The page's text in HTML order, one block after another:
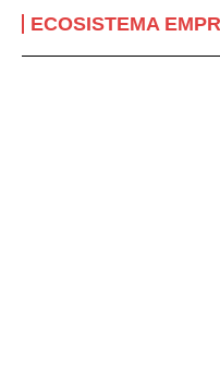
ECOSISTEMA